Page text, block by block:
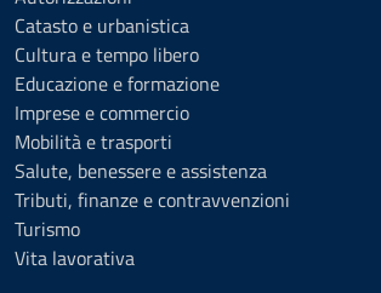
Catasto e urbanistica
Cultura e tempo libero
Educazione e formazione
Imprese e commercio
Mobilità e trasporti
Salute, benessere e assistenza
Tributi, finanze e contravvenzioni
Turismo
Vita lavorativa